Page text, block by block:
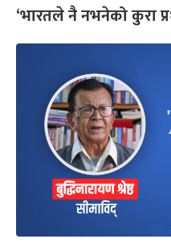
‘भारतले नै नभनेको कुरा